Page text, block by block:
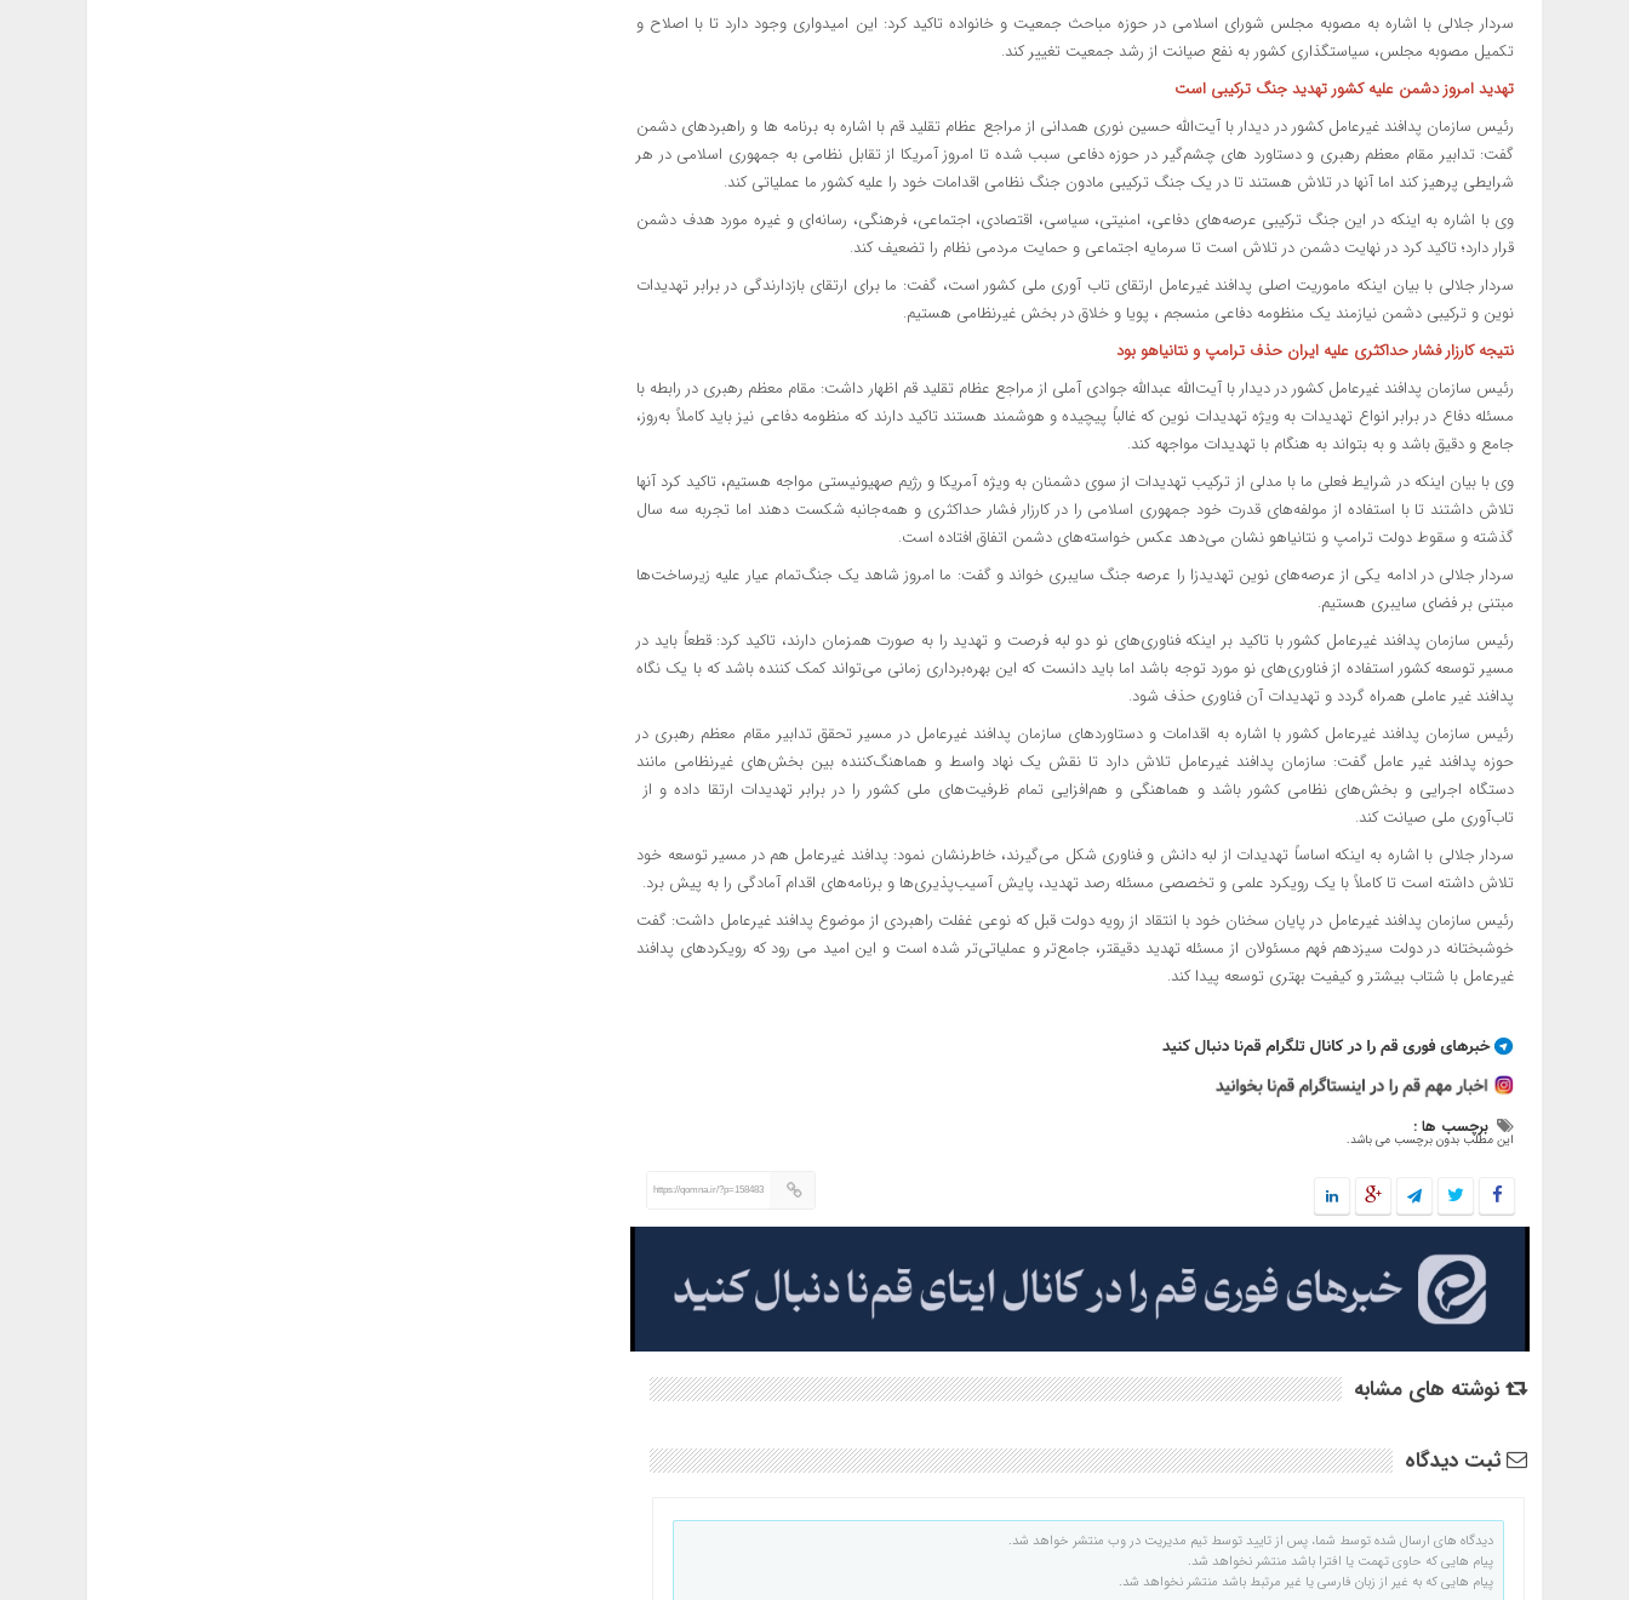
سردار جلالی با اشاره به مصوبه مجلس شورای اسلامی در حوزه مباحث جمعیت و خانواده تاکید کرد: این امیدواری وجود دارد تا با اصلاح و
تکمیل مصوبه مجلس، سیاستگذاری کشور به نفع صیانت از رشد جمعیت تغییر کند.
‌تهدید امروز دشمن علیه کشور تهدید جنگ ترکیبی است
رئیس سازمان پدافند غیرعامل کشور در دیدار با آیت‌الله حسین نوری همدانی از مراجع عظام تقلید قم با اشاره به برنامه ها و راهبردهای دشمن
گفت: تدابیر مقام معظم رهبری و دستاورد های چشم‌گیر در حوزه دفاعی سبب شده تا امروز آمریکا از تقابل نظامی به جمهوری اسلامی در هر
شرایطی پرهیز کند اما آنها در تلاش هستند تا در یک جنگ ترکیبی مادون جنگ نظامی اقدامات خود را علیه کشور ما عملیاتی کند.
وی با اشاره به اینکه در این جنگ ترکیبی عرصه‌های دفاعی، امنیتی، سیاسی، اقتصادی، اجتماعی، فرهنگی، رسانه‌ای و غیره مورد هدف دشمن
قرار دارد؛ تاکید کرد در نهایت دشمن در تلاش است تا سرمایه اجتماعی و حمایت مردمی نظام را تضعیف کند.
سردار جلالی با بیان اینکه ماموریت اصلی پدافند غیرعامل ارتقای تاب آوری ملی کشور است، گفت: ما برای ارتقای بازدارندگی در برابر تهدیدات
نوین و ترکیبی دشمن نیازمند یک منظومه دفاعی منسجم ، پویا و خلاق در بخش غیرنظامی هستیم.
‌نتیجه کارزار فشار حداکثری علیه ایران حذف ترامپ و نتانیاهو بود
رئیس سازمان پدافند غیرعامل کشور در دیدار با آیت‌الله عبدالله جوادی آملی از مراجع عظام تقلید قم اظهار داشت: مقام معظم رهبری در رابطه با
مسئله دفاع در برابر انواع تهدیدات به ویژه تهدیدات نوین که غالباً پیچیده و هوشمند هستند تاکید دارند که منظومه‌ دفاعی نیز باید کاملاً به‌روز،
جامع و دقیق باشد و به بتواند به هنگام با تهدیدات مواجهه کند.
وی با بیان اینکه در شرایط فعلی ما با مدلی از ترکیب تهدیدات از سوی دشمنان به ویژه آمریکا و رژیم صهیونیستی مواجه هستیم، تاکید کرد آنها
تلاش داشتند تا با استفاده از مولفه‌های قدرت خود جمهوری اسلامی را در کارزار فشار حداکثری و همه‌جانبه شکست دهند اما تجربه سه سال
گذشته و سقوط دولت ترامپ و نتانیاهو نشان می‌دهد عکس خواسته‌های دشمن اتفاق افتاده است.
سردار جلالی در ادامه یکی از عرصه‌های نوین تهدیدزا را عرصه جنگ سایبری خواند و گفت: ما امروز شاهد یک جنگ‌تمام عیار علیه زیرساخت‌ها
مبتنی بر فضای سایبری هستیم.
رئیس سازمان پدافند غیرعامل کشور با تاکید بر اینکه فناوری‌های نو دو لبه فرصت و تهدید را به صورت همزمان دارند، تاکید کرد: قطعاً باید در
مسیر توسعه کشور استفاده از فناوری‌های نو مورد توجه باشد اما باید دانست که این بهره‌برداری زمانی می‌تواند کمک کننده باشد که با یک نگاه
پدافند غیر عاملی همراه گردد و تهدیدات آن فناوری حذف شود.
رئیس سازمان پدافند غیرعامل کشور با اشاره به اقدامات و دستاوردهای سازمان پدافند غیرعامل در مسیر تحقق تدابیر مقام معظم رهبری در
حوزه پدافند غیر عامل گفت: سازمان پدافند غیرعامل تلاش دارد تا نقش یک نهاد واسط و هماهنگ‌کننده بین بخش‌های غیر‌نظامی مانند
دستگاه اجرایی و بخش‌های نظامی کشور باشد و هماهنگی و هم‌افزایی تمام ظرفیت‌های ملی کشور را در برابر تهدیدات ارتقا داده و از
تاب‌آوری ملی صیانت کند.
سردار جلالی با اشاره به اینکه اساساً تهدیدات از لبه دانش و فناوری شکل می‌گیرند، خاطرنشان نمود: پدافند غیرعامل هم در مسیر توسعه خود
تلاش داشته است تا کاملاً با یک رویکرد علمی و تخصصی مسئله رصد تهدید، پایش آسیب‌پذیری‌ها و برنامه‌های اقدام آمادگی را به پیش برد.
رئیس سازمان پدافند غیرعامل در پایان سخنان خود با انتقاد از رویه دولت قبل که نوعی غفلت راهبردی از موضوع پدافند غیرعامل داشت: گفت
خوشبختانه در دولت سیزدهم فهم مسئولان از مسئله تهدید دقیقتر، جامع‌تر و عملیاتی‌تر شده است و این امید می رود که رویکردهای پدافند
غیرعامل با شتاب بیشتر و کیفیت بهتری توسعه پیدا کند.
برچسب ها :
این مطلب بدون برچسب می باشد.
https://qomna.ir/?p=158483
نوشته های مشابه
ثبت دیدگاه
دیدگاه های ارسال شده توسط شما، پس از تایید توسط تیم مدیریت در وب منتشر خواهد شد.
پیام هایی که حاوی تهمت یا افترا باشد منتشر نخواهد شد.
پیام هایی که به غیر از زبان فارسی یا غیر مرتبط باشد منتشر نخواهد شد.